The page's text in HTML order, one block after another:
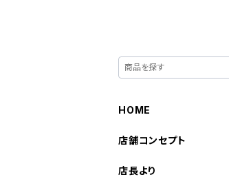
HOME
店舗コンセプト
店長より